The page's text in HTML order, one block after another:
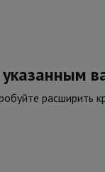
расширить